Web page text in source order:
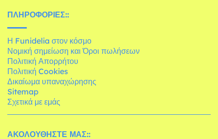
ΠΛΗΡΟΦΟΡΊΕΣ::
Η Funidelia στον κόσμο
Νομική σημείωση και Όροι πωλήσεων
Πολιτική Απορρήτου
Πολιτική Cookies
Δικαίωμα υπαναχώρησης
Sitemap
Σχετικά με εμάς
ΑΚΟΛΟΥΘΉΣΤΕ ΜΑΣ::